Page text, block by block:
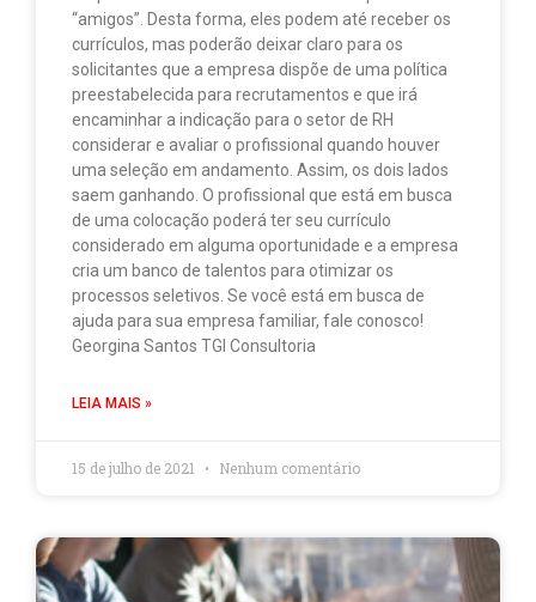
“amigos”. Desta forma, eles podem até receber os
currículos, mas poderão deixar claro para os
solicitantes que a empresa dispõe de uma política
preestabelecida para recrutamentos e que irá
encaminhar a indicação para o setor de RH
considerar e avaliar o profissional quando houver
uma seleção em andamento. Assim, os dois lados
saem ganhando. O profissional que está em busca
de uma colocação poderá ter seu currículo
considerado em alguma oportunidade e a empresa
cria um banco de talentos para otimizar os
processos seletivos. Se você está em busca de
ajuda para sua empresa familiar, fale conosco!
Georgina Santos TGI Consultoria
LEIA MAIS »
15 de julho de 2021 Nenhum comentário